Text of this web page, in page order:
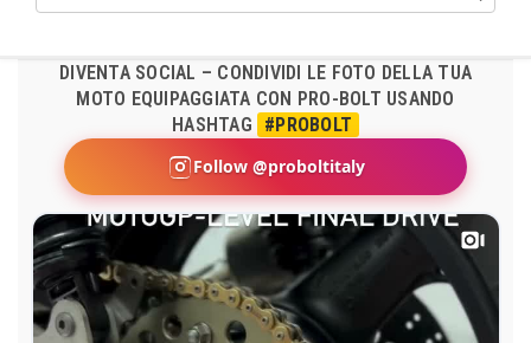
DIVENTA SOCIAL – CONDIVIDI LE FOTO DELLA TUA
MOTO EQUIPAGGIATA CON PRO-BOLT USANDO
HASHTAG
#PROBOLT
Follow @proboltitaly